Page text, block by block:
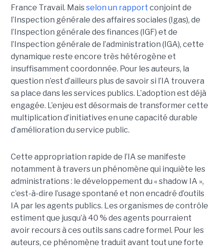
France Travail. Maisselon un rapport conjoint de
l’Inspection générale des affaires sociales (Igas), de
l’Inspection générale des finances (IGF) et de
l’Inspection générale de l’administration (IGA), cette
dynamique reste encore très hétérogène et
insuffisamment coordonnée. Pour les auteurs, la
question n’est d’ailleurs plus de savoir si l’IA trouvera
sa place dans les services publics. L’adoption est déjà
engagée. L’enjeu est désormais de transformer cette
multiplication d’initiatives en une capacité durable
d’amélioration du service public.
Cette appropriation rapide de l’IA se manifeste
notamment à travers un phénomène qui inquiète les
administrations : le développement du « shadow IA »,
c’est-à-dire l’usage spontané et non encadré d’outils
IA par les agents publics. Les organismes de contrôle
estiment que jusqu’à 40 % des agents pourraient
avoir recours à ces outils sans cadre formel. Pour les
auteurs, ce phénomène traduit avant tout une forte